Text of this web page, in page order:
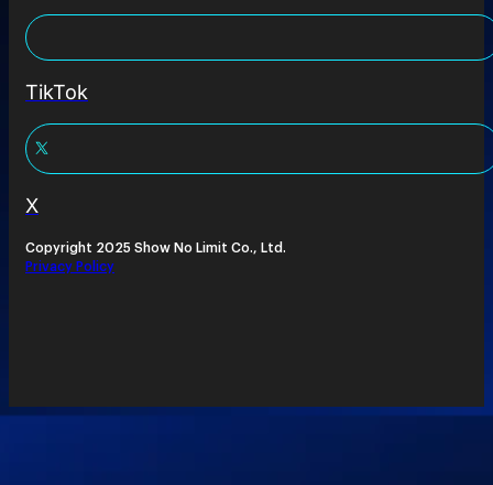
TikTok
X
Copyright 2025 Show No Limit Co., Ltd.
Privacy Policy